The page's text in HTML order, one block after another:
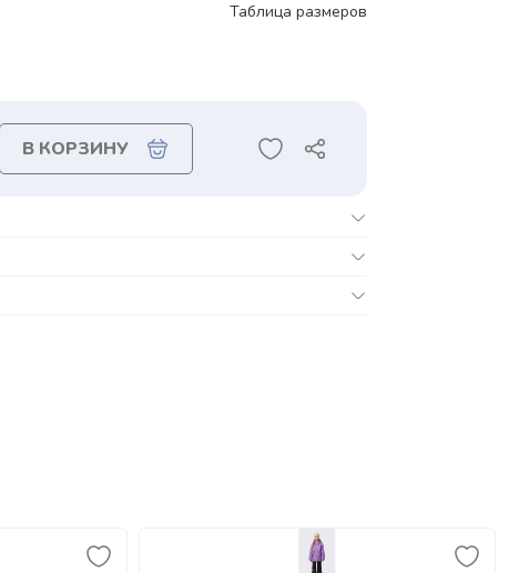
Таблица размеров
В КОРЗИНУ